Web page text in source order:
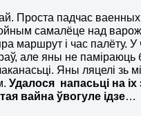
Проста падчас
самалёце над
маршрут і час палёту.
але яны не
Яны ляцелі зь
Удалося напасьці на
вайна ўвогуле ідзе…